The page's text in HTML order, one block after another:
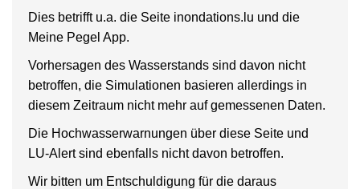
Dies betrifft u.a. die Seite inondations.lu und die
Meine Pegel App.
Vorhersagen des Wasserstands sind davon nicht
betroffen, die Simulationen basieren allerdings in
diesem Zeitraum nicht mehr auf gemessenen Daten.
Die Hochwasserwarnungen über diese Seite und
LU-Alert sind ebenfalls nicht davon betroffen.
Wir bitten um Entschuldigung für die daraus